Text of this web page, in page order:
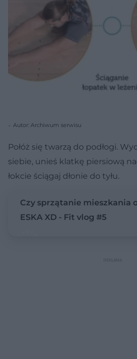
Autor: Archiwum serwisu
Połóż się twarzą do podłogi.
siebie, unieś klatkę piersiową
łokcie ściągaj dłonie do tyłu.
Czy sprzątanie mieszkania
ESKA XD - Fit vlog #5